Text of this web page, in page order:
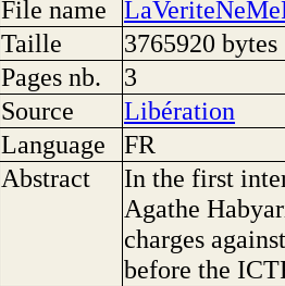
File name
Taille
3765920 bytes
Pages nb.
3
Source
Libération
Language
FR
Abstract
In the first
Agathe
charges
before the